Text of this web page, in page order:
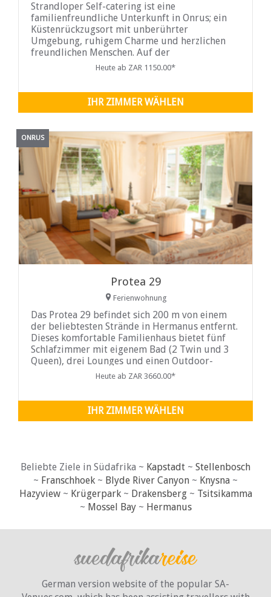
Strandloper Self-catering ist eine
familienfreundliche Unterkunft in Onrus; ein
Küstenrückzugsort mit unberührter
Umgebung, ruhigem Charme und herzlichen
freundlichen Menschen. Auf der
gegenüberliegenden Straßenseite von
Heute ab ZAR 1150.00*
IHR ZIMMER WÄHLEN
ONRUS
Protea 29
Ferienwohnung
Das Protea 29 befindet sich 200 m von einem
der beliebtesten Strände in Hermanus entfernt.
Dieses komfortable Familienhaus bietet fünf
Schlafzimmer mit eigenem Bad (2 Twin und 3
Queen), drei Lounges und einen Outdoor-
Heute ab ZAR 3660.00*
IHR ZIMMER WÄHLEN
Beliebte Ziele in Südafrika ~ Kapstadt ~ Stellenbosch
~ Franschhoek ~ Blyde River Canyon ~ Knysna ~
Hazyview~ Krügerpark~ Drakensberg~ Tsitsikamma
~ Mossel Bay~ Hermanus
German version website of the popular SA-